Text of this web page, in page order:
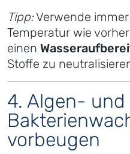
Tipp:Verwende
Temperatur wie
einen
Stoffe zu
4. Algen- und
vorbeugen